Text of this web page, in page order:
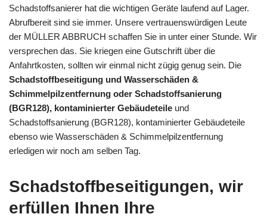
Schadstoffsanierer hat die wichtigen Geräte laufend auf Lager.
Abrufbereit sind sie immer. Unsere vertrauenswürdigen Leute
der MÜLLER ABBRUCH schaffen Sie in unter einer Stunde. Wir
versprechen das. Sie kriegen eine Gutschrift über die
Anfahrtkosten, sollten wir einmal nicht zügig genug sein. Die
Schadstoffbeseitigung und Wasserschäden &
Schimmelpilzentfernung oder Schadstoffsanierung
(BGR128), kontaminierter Gebäudeteile und
Schadstoffsanierung (BGR128), kontaminierter Gebäudeteile
ebenso wie Wasserschäden & Schimmelpilzentfernung
erledigen wir noch am selben Tag.
Schadstoffbeseitigungen, wir
erfüllen Ihnen Ihre